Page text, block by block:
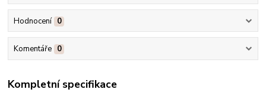
Hodnocení 0
Komentáře 0
Kompletní specifikace